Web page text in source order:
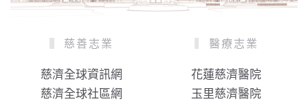
慈善志業
慈濟全球資訊網
慈濟全球社區網
醫療志業
花蓮慈濟醫院
玉里慈濟醫院